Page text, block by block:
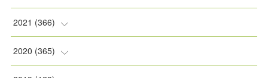
(1)
(11)
(22)
31)
(30)
(31)
( 30)
(30)
(30)
2021 (366)
(31)
2020 (365)